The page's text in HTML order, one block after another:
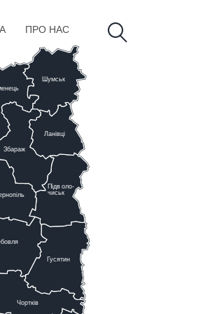
ПРО НАС
Чортків
Гусятин
Підволо-
чиськ
Ланівці
Збараж
Шумськ